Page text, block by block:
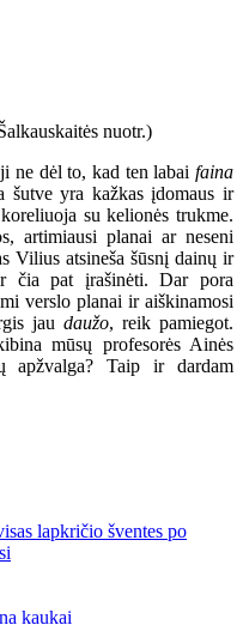
ne dėl to, kad ten labai faina
šutve yra kažkas įdomaus ir
su kelionės trukme.
artimiausi planai ar neseni
Vilius atsineša šūsnį dainų ir
čia pat įrašinėti. Dar pora
verslo planai ir aiškinamosi
jau daužo, reik pamiegot.
mūsų profesorės Ainės
apžvalga? Taip ir dardam
lapkričio šventes po
kaukai